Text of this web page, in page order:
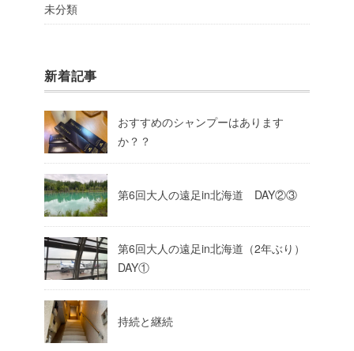
未分類
新着記事
おすすめのシャンプーはあります
か？？
第6回大人の遠足in北海道 DAY②③
第6回大人の遠足in北海道（2年ぶり）
DAY①
持続と継続